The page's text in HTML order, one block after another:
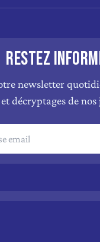
RESTEZ
newsletter
décryptages de